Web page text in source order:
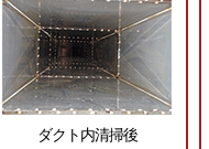
ダクト内清掃後